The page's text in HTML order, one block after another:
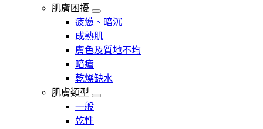
肌膚困擾
疲憊、暗沉
成熟肌
膚色及質地不均
暗瘡​
乾燥缺水
肌膚類型
一般
乾性